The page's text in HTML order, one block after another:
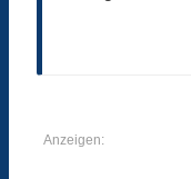
Anzeigen: